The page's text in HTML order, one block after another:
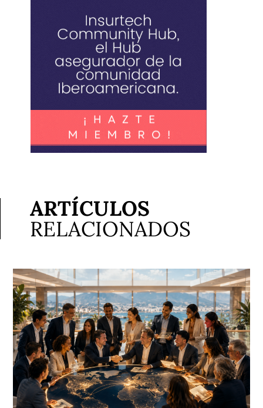
ARTÍCULOS
RELACIONADOS